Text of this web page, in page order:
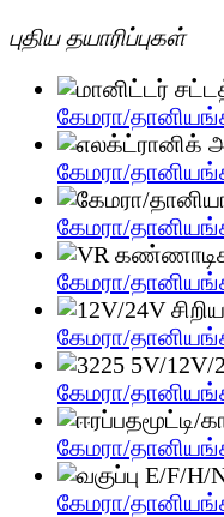
புதிய தயாரிப்புகள்
கேமரா/
கேமரா/
கேமரா/
கேமரா/
கேமரா/
கேமரா/
கேமரா/
கேமரா/